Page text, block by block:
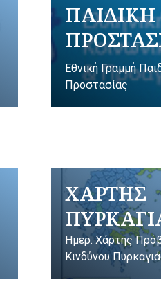
ΠΑΙΔΙΚΗ
Εθνική Γραμμή
Προστασίας
ΧΑΡΤΗΣ
Ημερ. Χάρτης
Κινδύνου